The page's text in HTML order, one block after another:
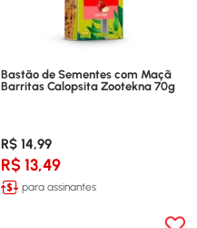
Bastão de Sementes com Maçã
Barritas Calopsita Zootekna 70g
R$ 14,99
R$ 13,49
para assinantes